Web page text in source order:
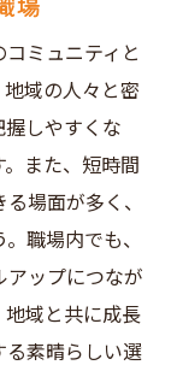
ミュニティと
域の人々と密
しやすくな
また、短時間
場面が多く、
職場内でも、
アップにつなが
地域と共に成長
る素晴らしい選